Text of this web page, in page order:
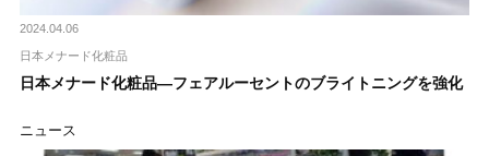
2024.04.06
日本メナード化粧品
日本メナード化粧品―フェアルーセントのブライトニングを強化
ニュース